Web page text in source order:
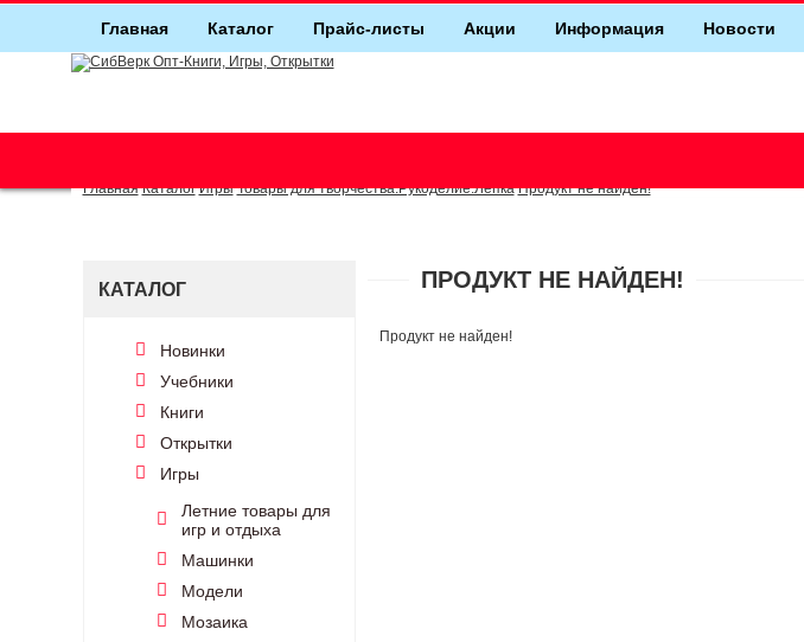
Главная Каталог Прайс-листы Акции Информация Новости
Главная Каталог Игры Товары для творчества.Рукоделие.Лепка Продукт не найден!
КАТАЛОГ
Новинки
Учебники
Книги
Открытки
Игры
Летние товары для
игр и отдыха
Машинки
Модели
Мозаика
ПРОДУКТ НЕ НАЙДЕН!
Продукт не найден!